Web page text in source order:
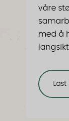
våre
med å
Last